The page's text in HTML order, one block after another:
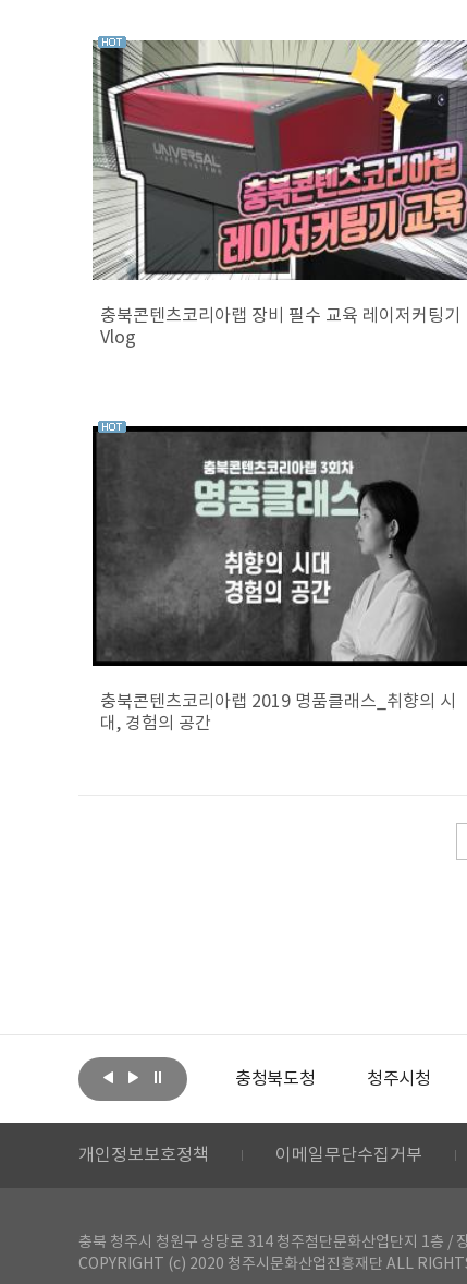
충북콘텐츠코리아랩 장비 필수 교육 레이저커팅기
Vlog
충북콘텐츠코리아랩 2019 명품클래스_취향의 시
대, 경험의 공간
문화체육관광부 충청북도청 청주시청
개인정보보호정책 이메일무단수집거부
충북 청주시 청원구 상당로 314 청주첨단문화산업단지 1
COPYRIGHT (c) 2020 청주시문화산업진흥재단 ALL